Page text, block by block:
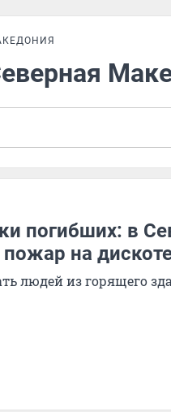
погибших: в
на
людей из горящего